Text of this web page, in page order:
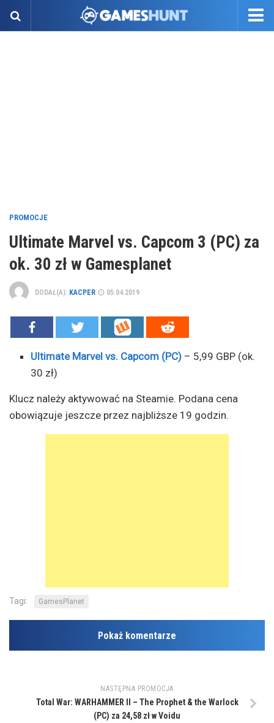
PROMOCJE
Ultimate Marvel vs. Capcom 3 (PC) za
ok. 30 zł w Gamesplanet
DODAŁ(A): KACPER 05.04.2019
Ultimate Marvel vs. Capcom (PC) – 5,99 GBP (ok.
30 zł)
Klucz należy aktywować na Steamie. Podana cena
obowiązuje jeszcze przez najbliższe 19 godzin.
Tagi: GamesPlanet
Pokaż komentarze
NASTĘPNA PROMOCJA
Total War: WARHAMMER II – The Prophet & the Warlock
(PC) za 24,58 zł w Voidu